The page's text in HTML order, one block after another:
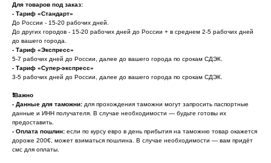
Для товаров под заказ:
- Тариф «Стандарт»
До России - 15-20 рабочих дней.
До других городов - 15-20 рабочих дней до России + в среднем 2-5 рабочих дней
до вашего города.
- Тариф «Экспресс»
5-7 рабочих дней до России, далее до вашего города по срокам СДЭК.
- Тариф «Супер-экспресс»
3-5 рабочих дней до России, далее до вашего города по срокам СДЭК.
❗️Важно
- Данные для таможни: для прохождения таможни могут запросить паспортные
данные и ИНН получателя. В случае необходимости — будьте готовы их
предоставить.
- Оплата пошлин: если по курсу евро в день прибытия на таможню товар окажется
дороже 200€, может взиматься пошлина. В случае необходимости — вам придёт
смс для оплаты.
Доставка и оплата
Возврат товара
Договор оферты
* Мета (Meta Platforms) - запрещенная в
*
Сотрудничество
Личный кабинет